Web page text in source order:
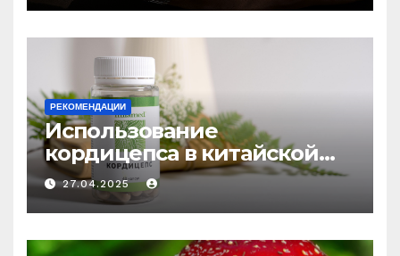
РЕКОМЕНДАЦИИ
Использование
кордицепса в китайской
медицине: природное
средство против усталости
и истощения
27.04.2025